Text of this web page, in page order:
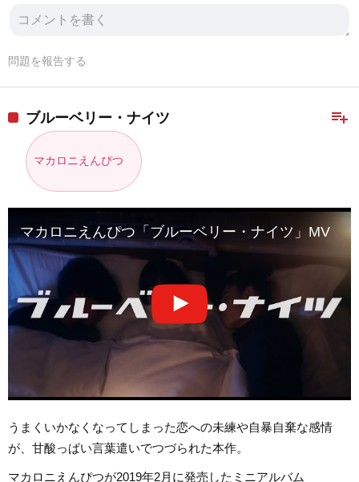
問題を報告する
playlist_add
ブルーベリー・ナイツ
マカロニえんぴつ
マカロニえんぴつ「ブルーベリー・ナイツ」MV
うまくいかなくなってしまった恋への未練や自暴自棄な感情
が、甘酸っぱい言葉遣いでつづられた本作。
マカロニえんぴつが2019年2月に発売したミニアルバム